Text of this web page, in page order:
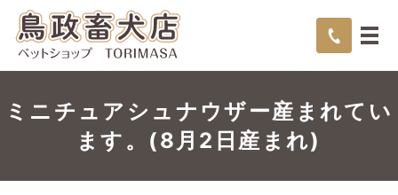
ミニチュアシュナウザー産まれてい
ます。(8月2日産まれ)